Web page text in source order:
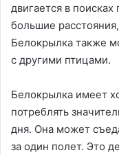
двигается в
большие
Белокрылка также
с другими птицами.
Белокрылка имеет
потреблять
дня. Она может
за один полет. Это